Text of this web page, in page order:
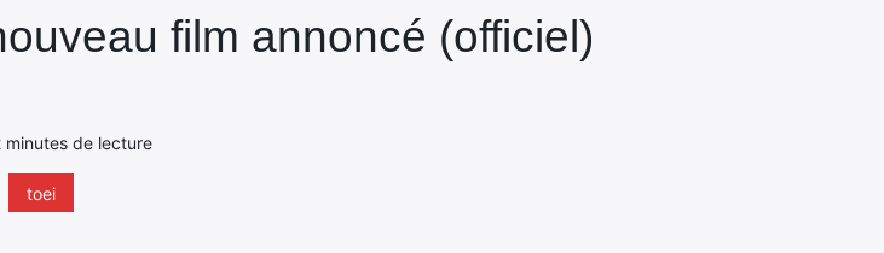
film annoncé (officiel)
minutes de lecture
toei